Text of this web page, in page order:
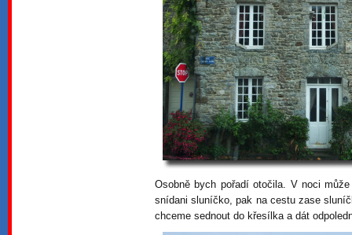
Osobně bych pořadí otočila. V noci
snídani sluníčko, pak na cestu zase
chceme sednout do křesílka a dát